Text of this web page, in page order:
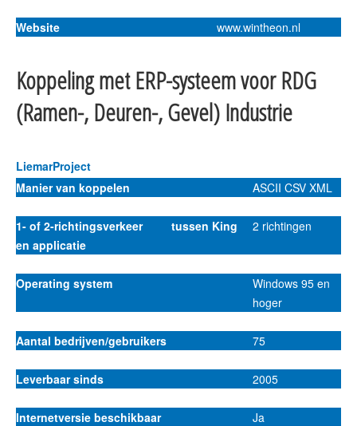
Website www.wintheon.nl
Koppeling met ERP-systeem voor RDG
(Ramen-, Deuren-, Gevel) Industrie
LiemarProject
Manier van koppelen
ASCII CSV XML
1- of 2-richtingsverkeer tussen King
en applicatie
2 richtingen
Operating system
Windows 95 en
hoger
Aantal bedrijven/gebruikers 75
Leverbaar sinds 2005
Internetversie beschikbaar Ja